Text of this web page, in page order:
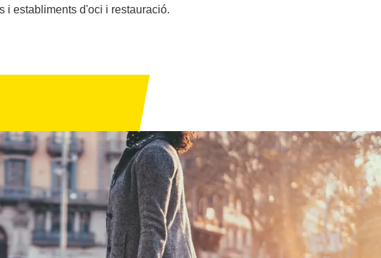
i establiments d'oci i restauració.